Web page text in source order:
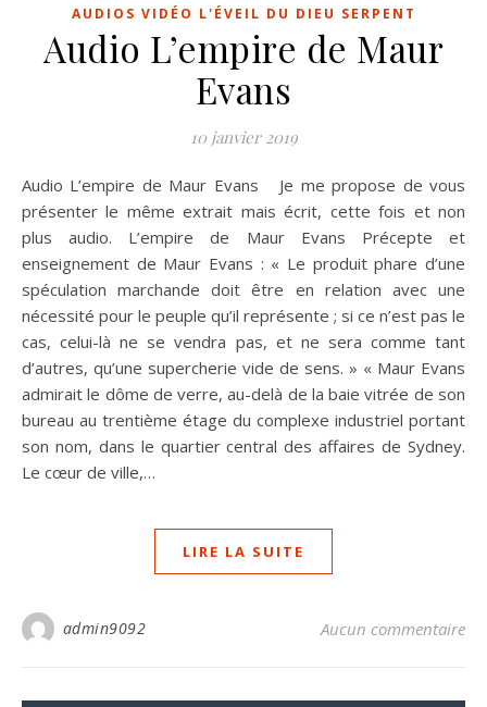
AUDIOS VIDÉO L'ÉVEIL DU DIEU SERPENT
Audio L’empire de Maur
Evans
10 janvier 2019
Audio L’empire de Maur Evans Je me propose de vous
présenter le même extrait mais écrit, cette fois et non
plus audio. L’empire de Maur Evans Précepte et
enseignement de Maur Evans : « Le produit phare d’une
spéculation marchande doit être en relation avec une
nécessité pour le peuple qu’il représente ; si ce n’est pas le
cas, celui-là ne se vendra pas, et ne sera comme tant
d’autres, qu’une supercherie vide de sens. » « Maur Evans
admirait le dôme de verre, au-delà de la baie vitrée de son
bureau au trentième étage du complexe industriel portant
son nom, dans le quartier central des affaires de Sydney.
Le cœur de ville,…
LIRE LA SUITE
admin9092 Aucun commentaire